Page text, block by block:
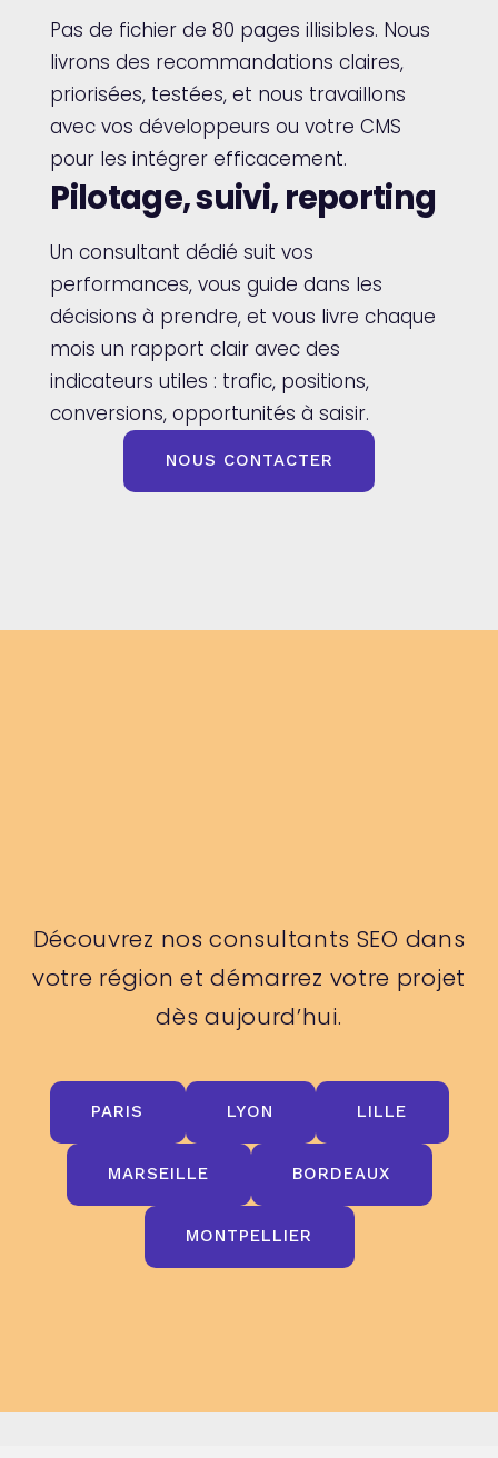
Pas de fichier de 80 pages illisibles. Nous
livrons des recommandations claires,
priorisées, testées, et nous travaillons
avec vos développeurs ou votre CMS
pour les intégrer efficacement.
Pilotage, suivi, reporting
Un consultant dédié suit vos
performances, vous guide dans les
décisions à prendre, et vous livre chaque
mois un rapport clair avec des
indicateurs utiles : trafic, positions,
conversions, opportunités à saisir.
NOUS CONTACTER
Découvrez nos consultants SEO dans
votre région et démarrez votre projet
dès aujourd’hui.
PARIS LYON LILLE
MARSEILLE BORDEAUX
MONTPELLIER